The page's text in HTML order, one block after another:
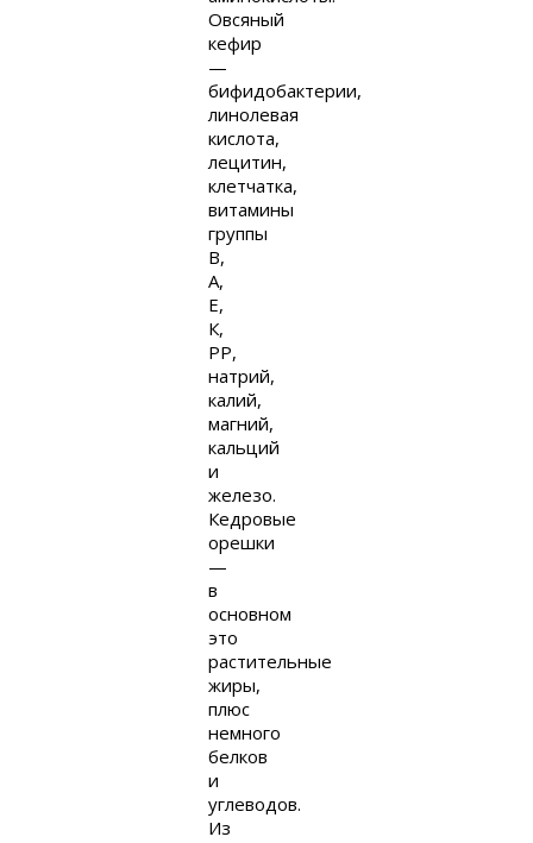
Овсяный
кефир
—
бифидобактерии,
линолевая
кислота,
лецитин,
клетчатка,
витамины
группы
В,
А,
Е,
К,
РР,
натрий,
калий,
магний,
кальций
и
железо.
Кедровые
орешки
—
в
основном
это
растительные
жиры,
плюс
немного
белков
и
углеводов.
Из